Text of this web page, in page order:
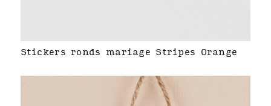
Stickers ronds mariage Stripes Orange